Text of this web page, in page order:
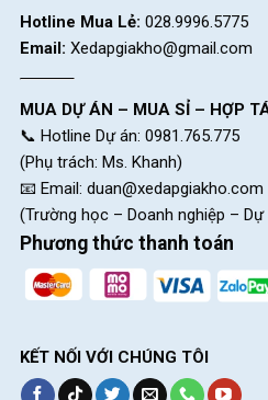
Hotline Mua Lẻ: 028.9996.5775
Email: Xedapgiakho@gmail.com
MUA DỰ ÁN – MUA SỈ – HỢP
📞 Hotline Dự án: 0981.765.775
(Phụ trách: Ms. Khanh)
📧 Email: duan@xedapgiakho.com
(Trường học – Doanh nghiệp –
Phương thức thanh toán
KẾT NỐI VỚI CHÚNG TÔI